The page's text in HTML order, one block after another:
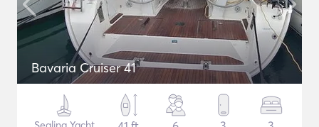
Bavaria Cruiser 41